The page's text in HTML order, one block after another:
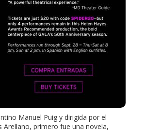
Manuel Puig y dirigida por el
Arellano, primero fue una novela,